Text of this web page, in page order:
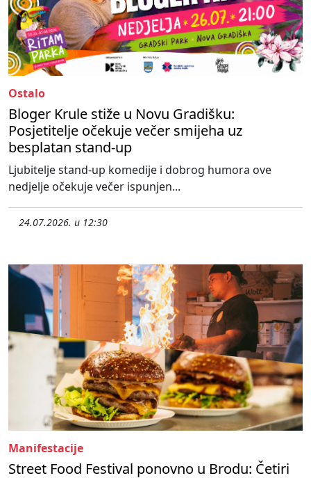
Ostalo
Bloger Krule stiže u Novu Gradišku:
Posjetitelje očekuje večer smijeha uz
besplatan stand-up
Ljubitelje stand-up komedije i dobrog humora ove
nedjelje očekuje večer ispunjen...
24.07.2026. u 12:30
Manifestacije
Street Food Festival ponovno u Brodu: Četiri